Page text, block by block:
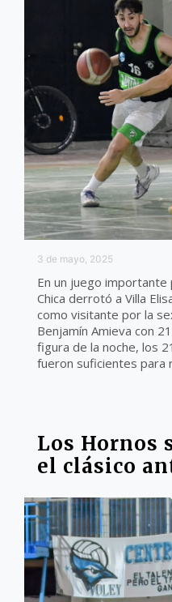
3 de mayo, 2025
En un juego importante
Chica derrotó a Villa
como visitante por la
Benjamín Amieva con
figura de la noche, los
fueron suficientes para
Los Hornos
el clásico